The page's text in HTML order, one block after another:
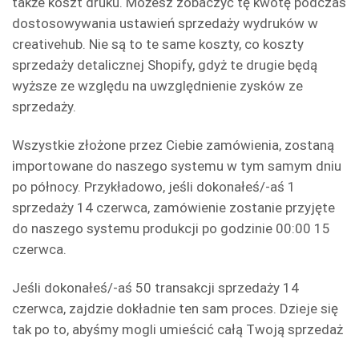
dostosowywania ustawień sprzedaży wydruków w
creativehub. Nie są to te same koszty, co koszty
sprzedaży detalicznej Shopify, gdyż te drugie będą
wyższe ze względu na uwzględnienie zysków ze
sprzedaży.
Wszystkie złożone przez Ciebie zamówienia, zostaną
importowane do naszego systemu w tym samym dniu
po północy. Przykładowo, jeśli dokonałeś/-aś 1
sprzedaży 14 czerwca, zamówienie zostanie przyjęte
do naszego systemu produkcji po godzinie 00:00 15
czerwca.
Jeśli dokonałeś/-aś 50 transakcji sprzedaży 14
czerwca, zajdzie dokładnie ten sam proces. Dzieje się
tak po to, abyśmy mogli umieścić całą Twoją sprzedaż